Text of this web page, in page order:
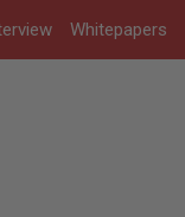
Whitepapers